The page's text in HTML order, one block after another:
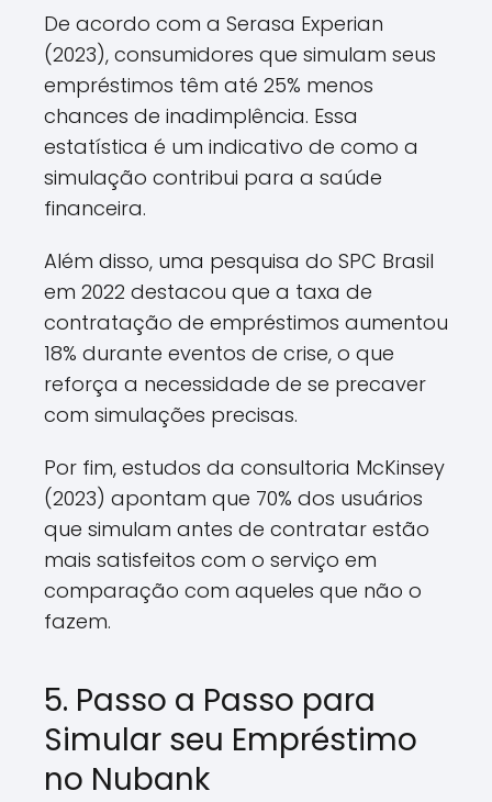
De acordo com a Serasa Experian
(2023), consumidores que simulam seus
empréstimos têm até 25% menos
chances de inadimplência. Essa
estatística é um indicativo de como a
simulação contribui para a saúde
financeira.
Além disso, uma pesquisa do SPC Brasil
em 2022 destacou que a taxa de
contratação de empréstimos aumentou
18% durante eventos de crise, o que
reforça a necessidade de se precaver
com simulações precisas.
Por fim, estudos da consultoria McKinsey
(2023) apontam que 70% dos usuários
que simulam antes de contratar estão
mais satisfeitos com o serviço em
comparação com aqueles que não o
fazem.
5. Passo a Passo para
Simular seu Empréstimo
no Nubank